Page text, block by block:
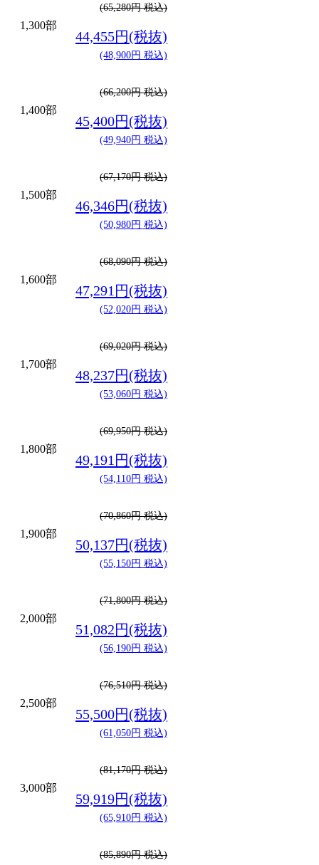
1,300部
(65,280円 税込)
44,455円(税抜)
(48,900円 税込)
1,400部
(66,200円 税込)
45,400円(税抜)
(49,940円 税込)
1,500部
(67,170円 税込)
46,346円(税抜)
(50,980円 税込)
1,600部
(68,090円 税込)
47,291円(税抜)
(52,020円 税込)
1,700部
(69,020円 税込)
48,237円(税抜)
(53,060円 税込)
1,800部
(69,950円 税込)
49,191円(税抜)
(54,110円 税込)
1,900部
(70,860円 税込)
50,137円(税抜)
(55,150円 税込)
2,000部
(71,800円 税込)
51,082円(税抜)
(56,190円 税込)
2,500部
(76,510円 税込)
55,500円(税抜)
(61,050円 税込)
3,000部
(81,170円 税込)
59,919円(税抜)
(65,910円 税込)
(85,890円 税込)